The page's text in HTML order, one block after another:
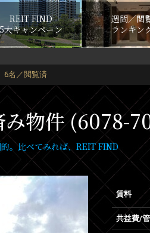
REIT FIND
5大キャンペーン
週間／閲
ランキン
6名／閲覧済
み物件 (6078-
。比べてみれば、REIT FIND
賃料
共益費/